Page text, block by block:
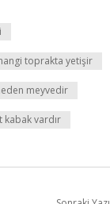
toprakta yetişir
meyvedir
kabak vardır